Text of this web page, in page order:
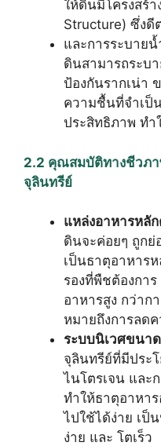
ให้ดินมีโครงสร้
Structure) ซึ่งดี
และการระบาย
ดินสามารถระบ
ป้องกันรากเน่า
ความชื้นที่จำเป็
ประสิทธิภาพ ท
2.2 คุณสมบัติทางชีวภา
จุลินทรีย์
แหล่งอาหารหลั
ดินจะค่อยๆ ถูกย่
เป็นธาตุอาหาร
รองที่พืชต้องกา
อาหารสูง กว่าก
หมายถึงการลด
ระบบนิเวศขนาด
จุลินทรีย์ที่มีประ
ไนโตรเจน และ
ทำให้ธาตุอาหา
ไปใช้ได้ง่าย เป็
ง่าย และ โตเร็ว